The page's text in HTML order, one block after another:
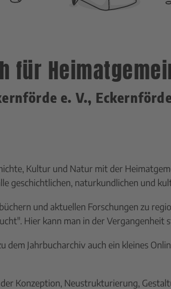
für
e. V.,
Kultur und Natur mit der
geschichtlichen, naturkundlichen und
und aktuellen Forschungen zu
Hier kann man in der Vergangenheit
dem Jahrbucharchiv auch ein kleines
Konzeption, Neustrukturierung,